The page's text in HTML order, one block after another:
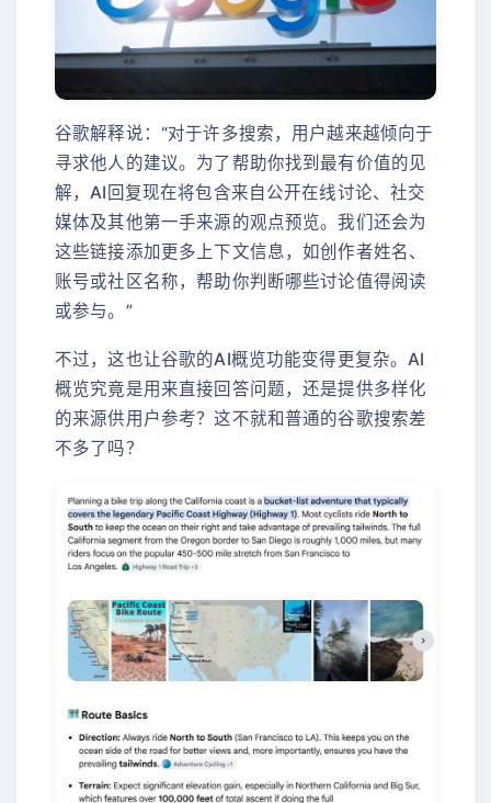
谷歌解释说：“对于许多搜索，用户越来越倾向于
寻求他人的建议。为了帮助你找到最有价值的见
解，AI回复现在将包含来自公开在线讨论、社交
媒体及其他第一手来源的观点预览。我们还会为
这些链接添加更多上下文信息，如创作者姓名、
账号或社区名称，帮助你判断哪些讨论值得阅读
或参与。”
不过，这也让谷歌的AI概览功能变得更复杂。AI
概览究竟是用来直接回答问题，还是提供多样化
的来源供用户参考？这不就和普通的谷歌搜索差
不多了吗？